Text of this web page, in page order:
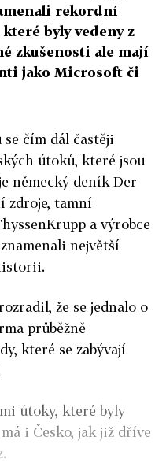
rekordní
byly vedeny z
zkušenosti ale mají
jako Microsoft či
čím dál častěji
útoků, které jsou
německý deník Der
zdroje, tamní
a výrobce
největší
že se jednalo o
průběžně
které se zabývají
útoky, které byly
i Česko, jak již dříve